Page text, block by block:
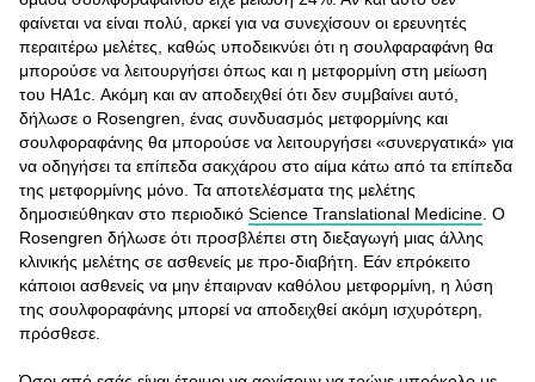
φαίνεται να είναι πολύ, αρκεί για να συνεχίσουν οι ερευνητές
περαιτέρω μελέτες, καθώς υποδεικνύει ότι η σουλφαραφάνη θα
μπορούσε να λειτουργήσει όπως και η μετφορμίνη στη μείωση
του HA1c. Ακόμη και αν αποδειχθεί ότι δεν συμβαίνει αυτό,
δήλωσε ο Rosengren, ένας συνδυασμός μετφορμίνης και
σουλφοραφάνης θα μπορούσε να λειτουργήσει «συνεργατικά» για
να οδηγήσει τα επίπεδα σακχάρου στο αίμα κάτω από τα επίπεδα
της μετφορμίνης μόνο. Τα αποτελέσματα της μελέτης
δημοσιεύθηκαν στο περιοδικό Science Translational Medicine . Ο
Rosengren δήλωσε ότι προσβλέπει στη διεξαγωγή μιας άλλης
κλινικής μελέτης σε ασθενείς με προ-διαβήτη. Εάν επρόκειτο
κάποιοι ασθενείς να μην έπαιρναν καθόλου μετφορμίνη, η λύση
της σουλφοραφάνης μπορεί να αποδειχθεί ακόμη ισχυρότερη,
πρόσθεσε.